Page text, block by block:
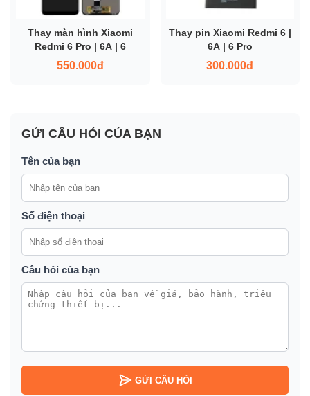
Thay màn hình Xiaomi
Redmi 6 Pro | 6A | 6
550.000đ
Thay pin Xiaomi Redmi 6 |
6A | 6 Pro
300.000đ
GỬI CÂU HỎI CỦA BẠN
Tên của bạn
Số điện thoại
Câu hỏi của bạn
GỬI CÂU HỎI